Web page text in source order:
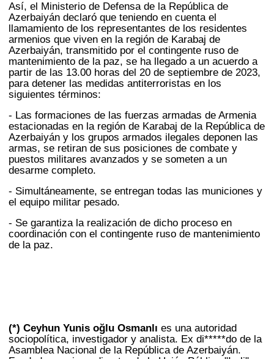
Así, el Ministerio de Defensa de la República de
Azerbaiyán declaró que teniendo en cuenta el
llamamiento de los representantes de los residentes
armenios que viven en la región de Karabaj de
Azerbaiyán, transmitido por el contingente ruso de
mantenimiento de la paz, se ha llegado a un acuerdo a
partir de las 13.00 horas del 20 de septiembre de 2023,
para detener las medidas antiterroristas en los
siguientes términos:
- Las formaciones de las fuerzas armadas de Armenia
estacionadas en la región de Karabaj de la República de
Azerbaiyán y los grupos armados ilegales deponen las
armas, se retiran de sus posiciones de combate y
puestos militares avanzados y se someten a un
desarme completo.
- Simultáneamente, se entregan todas las municiones y
el equipo militar pesado.
- Se garantiza la realización de dicho proceso en
coordinación con el contingente ruso de mantenimiento
de la paz.
(*) Ceyhun Yunis oğlu Osmanlı es una autoridad
sociopolítica, investigador y analista. Ex di*****do de la
Asamblea Nacional de la República de Azerbaiyán.